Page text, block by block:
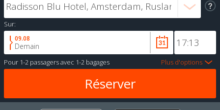
Sur:
09.08
Demain
Pour 1-2 passagersavec 1-2 bagages Plus d'options